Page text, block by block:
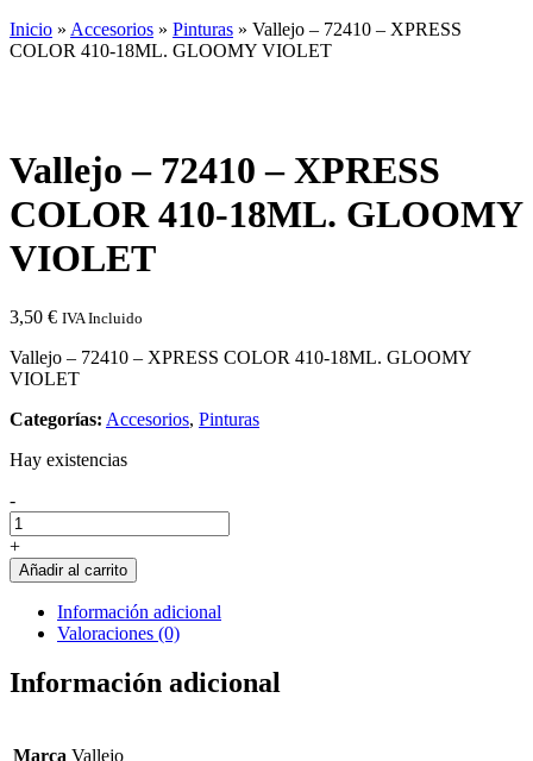
Inicio » Accesorios » Pinturas » Vallejo – 72410 – XPRESS
COLOR 410-18ML. GLOOMY VIOLET
Vallejo – 72410 – XPRESS
COLOR 410-18ML. GLOOMY
VIOLET
3,50 € IVA Incluido
Vallejo – 72410 – XPRESS COLOR 410-18ML. GLOOMY
VIOLET
Categorías: Accesorios, Pinturas
Hay existencias
Cantidad
de
Vallejo
-
72410
XPRESS
COLOR
410-
18ML.
-
+
Añadir al carrito
Información adicional
Valoraciones (0)
Información adicional
Marca Vallejo